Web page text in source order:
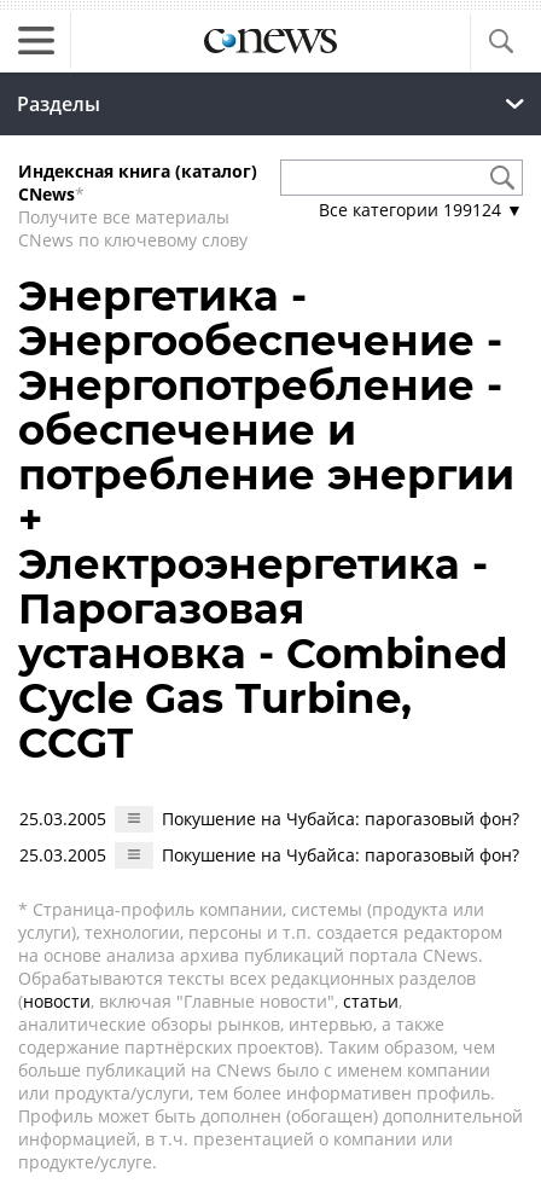
Разделы
Индексная книга (каталог)
CNews*
Получите все материалы
CNews по ключевому слову
Все категории 199124 ▼
Энергетика -
Энергообеспечение -
Энергопотребление -
обеспечение и
потребление энергии
+
Электроэнергетика -
Парогазовая
установка - Combined
Cycle Gas Turbine,
CCGT
25.03.2005
Покушение на Чубайса: парогазовый фон?
25.03.2005
Покушение на Чубайса: парогазовый фон?
* Страница-профиль компании, системы (продукта или
услуги), технологии, персоны и т.п. создается редактором
на основе анализа архива публикаций портала CNews.
Обрабатываются тексты всех редакционных разделов
(новости, включая "Главные новости", статьи,
аналитические обзоры рынков, интервью, а также
содержание партнёрских проектов). Таким образом, чем
больше публикаций на CNews было с именем компании
или продукта/услуги, тем более информативен профиль.
Профиль может быть дополнен (обогащен) дополнительной
информацией, в т.ч. презентацией о компании или
продукте/услуге.